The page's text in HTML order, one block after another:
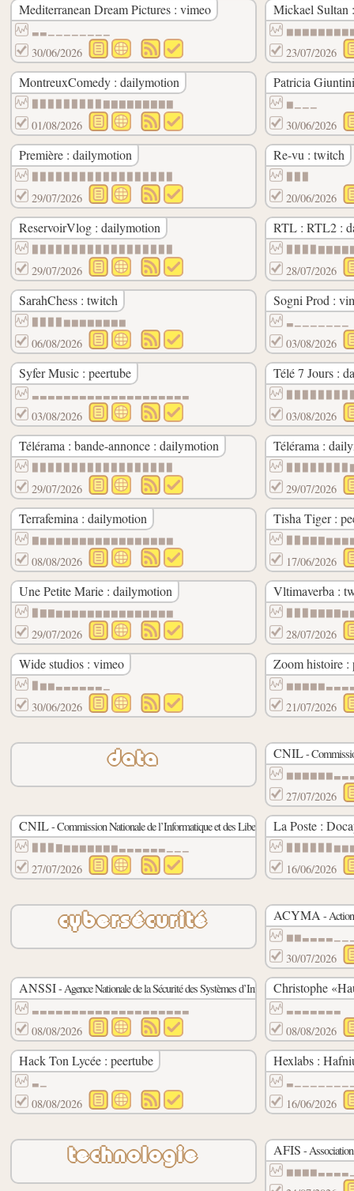
Mediterranean Dream Pictures : vimeo
▃▃▁▁▁▁▁▁▁▁
30/06/2026
Mickael Sultan
23/07/2026
MontreuxComedy : dailymotion
▉▉▉▉▉▉▉▉▉▇▇▇▇▇▇▇▇▇
01/08/2026
Patricia
▆▁▁▁
30/06/2026
Première : dailymotion
29/07/2026
Re-vu : twitch
20/06/2026
ReservoirVlog : dailymotion
29/07/2026
RTL : RTL2 :
28/07/2026
SarahChess : twitch
▉▉▉▉▆▆▆▆▆▆▆▆
06/08/2026
Sogni Prod :
▃▁▁▁▁▁▁▁
03/08/2026
Syfer Music : peertube
▃▃▃▃▃▃▃▃▃▃▃▃▃▃▃▃▃▃▃▃
03/08/2026
Télé 7 Jours :
03/08/2026
Télérama : bande-annonce : dailymotion
29/07/2026
Télérama :
29/07/2026
Terrafemina : dailymotion
▇▆▆▆▆▆▆▆▆▆▆▆▆▆▆▆▆▆
08/08/2026
Tisha Tiger :
17/06/2026
Une Petite Marie : dailymotion
▉▇▇▆▆▆▆▆▆▆▆▆▆▆▆▆▆▆
29/07/2026
Vltimaverba :
28/07/2026
Wide studios : vimeo
▉▆▆▃▃▃▃▃▃▁
30/06/2026
Zoom histoire :
21/07/2026
data CNIL-
27/07/2026
CNIL- Commission Nationale de l’Informatique et des Libertés :peertube
▉▉▉▇▆▆▆▆▆▆▆▃▃▃▃▃▃▁▁▁
27/07/2026
La Poste :
16/06/2026
cybersécurité ACYMA -
30/07/2026
ANSSI- Agence Nationale de la Sécurité des Systèmes d’Information :peertube
▃▃▃▃▃▃▃▃▃▃▃▃▃▃▃▃▃▃▃▃
08/08/2026
Christophe
▃▃▃▃▃▃▃
08/08/2026
Hack Ton Lycée : peertube
▃▁
08/08/2026
Hexlabs :
16/06/2026
technologie AFIS -